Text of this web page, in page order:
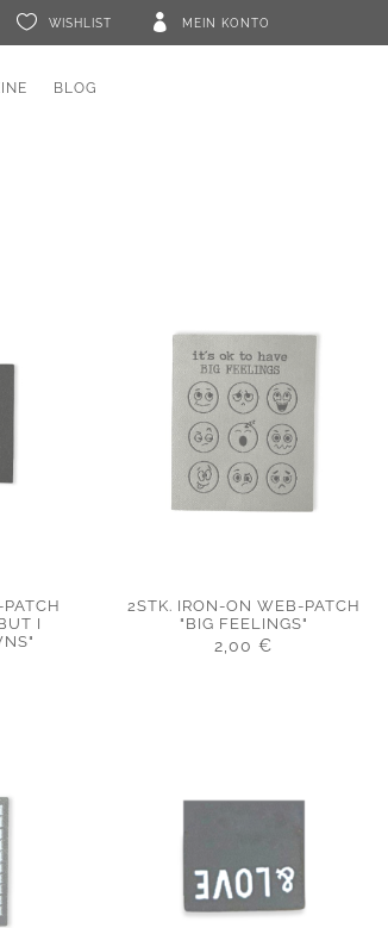
 WISHLIST  MEIN KONTO
BLOG
I
2STK. IRON-ON WEB-PATCH
"BIG FEELINGS"
2,00€